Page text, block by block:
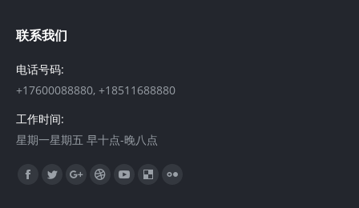
联系我们
电话号码:
+17600088880, +18511688880
工作时间:
星期一星期五 早十点-晚八点
找到我们：
Facebook
TwitterGoogle+Dribbble
YouTubeDelicious